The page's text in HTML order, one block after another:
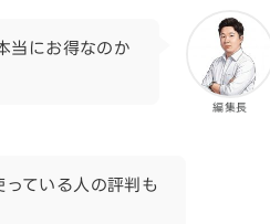
編集長
当にお得なのか
ている人の評判も